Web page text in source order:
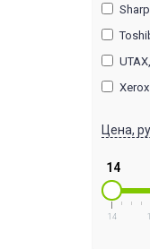
Цена,
14
14